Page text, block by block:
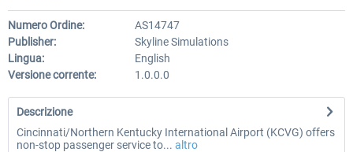
Numero Ordine:
AS14747
Publisher:
Skyline Simulations
Lingua:
English
Versione corrente:
1.0.0.0
Descrizione
Cincinnati/Northern Kentucky International Airport (KCVG) offers
non-stop passenger service to... altro